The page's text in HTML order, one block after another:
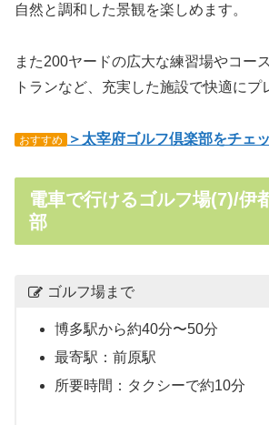
自然と調和した景観を楽しめます。
また200ヤードの広大な練習場やコー
トランなど、充実した施設で快適にプ
おすすめ ＞太宰府ゴルフ倶楽部をチェ
電車で行けるゴルフ場(7)/伊
部
ゴルフ場まで
博多駅から約40分〜50分
最寄駅：前原駅
所要時間：タクシーで約10分